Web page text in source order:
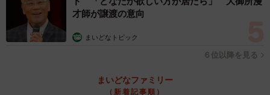
才師が譲渡の意向
まいどなトピック
６位以降を見る
まいどなファミリー
（新着記事順）